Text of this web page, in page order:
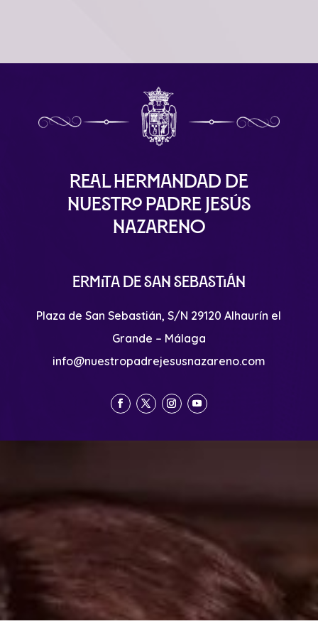
Real Hermandad de
Nuestro Padre Jesús
Nazareno
Ermita de San Sebastián
Plaza de San Sebastián, S/N 29120 Alhaurín el
Grande – Málaga
info@nuestropadrejesusnazareno.com